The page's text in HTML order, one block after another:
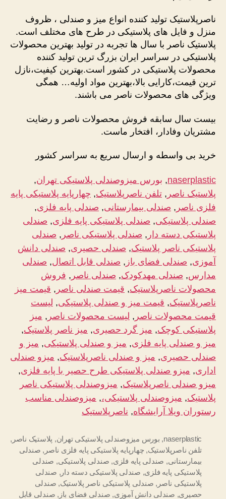
ناصرپلاستیک تولید کننده انواع میز و صندلی ، ظروف
منزل و فایل های پلاستیکی در طرح های مختلف است.
پلاستیک ناصر با سال ها تجربه در تولید بهترین محصولات
پلاستیکی در سراسر ایران بزرگ ترین تولید کننده
محصولات پلاستیکی در کشور است.بهترین کیفیت،نازل
ترین قیمت،کارایی بالا،بهترین مواد اولیه… همگی
ویژگی های محصولات ناصر می باشند.
بیست سال سابقه فروش محصولات ناصر و رضایت
مشتریان وفادار، افتخار ماست.
خرید بی واسطه و ارسال سریع به سراسر کشور
naserplastic
, بورس میزوصندلی پلاستیکی تهران,
پلاستیک ناصر , تلفن ناصرپلاستیک, چهارپایه پلاستیکی پایه
فلزی ناصر , صندلی بیمارستانی, صندلی پایه فلزی,
صندلی پلاستیکی, صندلی پلاستیکی پایه فلزی, صندلی
پلاستیکی دسته دار , صندلی پلاستیکی ناصر , صندلی
پلاستیکی ناصر پلاستیک, صندلی حصیری, صندلی دانش
آموزی, صندلی فضای باز , صندلی قابل اتصال, صندلی
مدارس, صندلی مهدکودک, صندلی ناصر , فروش
محصولات ناصرپلاستیک, قیمت صندلی ناصر , قیمت میز
ناصرپلاستیک, قیمت میز و صندلی پلاستیکی, لیست
قیمت محصولات ناصر , لیست محصولات ناصر , میز
پلاستیکی کوچک, میز گرد حصیری, میز ناصر پلاستیک,
میز و صندلی پایه فلزی, میز و صندلی پلاستیکی, میز و
صندلی حصیری, میز و صندلی ناصرپلاستیک, میزو صندلی
اداری, میزو صندلی پلاستیکی طرح حصیر با پایه فلزی,
میزو صندلی ناصرپلاستیک, میزوصندلی پلاستیکی ناصر
پلاستیک, میزوصندلی پلاستیکی،, میزوصندلی مناسب
رستوران ویلا آرایشگاه, ناصرپلاستیک
naserplastic
, بورس میزوصندلی پلاستیکی تهران, پلاستیک ناصر ,
تلفن ناصرپلاستیک, چهارپایه پلاستیکی پایه فلزی ناصر , صندلی
بیمارستانی, صندلی پایه فلزی, صندلی پلاستیکی, صندلی
پلاستیکی پایه فلزی, صندلی پلاستیکی دسته دار , صندلی
پلاستیکی ناصر , صندلی پلاستیکی ناصر پلاستیک, صندلی
حصیری, صندلی دانش آموزی, صندلی فضای باز , صندلی قابل